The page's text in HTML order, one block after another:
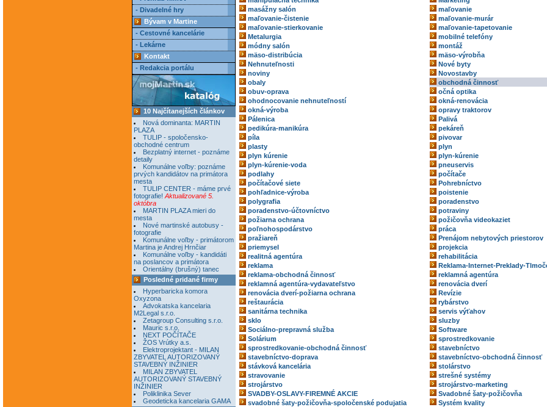
- Divadelné hry
Bývam v Martine
- Cestovné kancelárie
- Lekárne
Kontakt
- Redakcia portálu
10 Najčítanejších článkov
Nová dominanta: MARTIN
PLAZA
TULIP - spoločensko-
obchodné centrum
Bezplatný internet - poznáme
detaily
Komunálne voľby: poznáme
prvých kandidátov na primátora
mesta
TULIP CENTER - máme prvé
fotografie! Aktualizované 5.
októbra
MARTIN PLAZA mieri do
mesta
Nové martinské autobusy -
fotografie
Komunálne voľby - primátorom
Martina je Andrej Hrnčiar
Komunálne voľby - kandidáti
na poslancov a primátora
Orientálny (brušný) tanec
Posledné pridané firmy
Hyperbaricka komora
Oxyzona
Advokatska kancelaria
M2Legal s.r.o.
Zetagroup Consulting s.r.o.
Mauric s.r.o.
NEXT POČÍTAČE
ŽOS Vrútky a.s.
Elektroprojektant - MILAN
ZBYVATEL AUTORIZOVANÝ
STAVEBNÝ INŽINIER
MILAN ZBYVATEL
AUTORIZOVANÝ STAVEBNÝ
INŽINIER
Poliklinika Sever
Geodeticka kancelaria GAMA
masážny salón
maľovanie
maľovanie-čistenie
maľovanie-murár
maľovanie-stierkovanie
maľovanie-tapetovanie
Metalurgia
mobilné telefóny
módny salón
montáž
mäso-distribúcia
mäso-výrobňa
Nehnuteľnosti
Nové byty
noviny
Novostavby
obaly
obchodná činnosť
obuv-oprava
očná optika
ohodnocovanie nehnuteľností
okná-renovácia
okná-výroba
opravy traktorov
Pálenica
Palivá
pedikúra-manikúra
pekáreň
píla
pivovar
plasty
plyn
plyn kúrenie
plyn-kúrenie
plyn-kúrenie-voda
pneuservis
podlahy
počítače
počítačové siete
Pohrebníctvo
pohľadnice-výroba
poistenie
polygrafia
poradenstvo
poradenstvo-účtovníctvo
potraviny
požiarna ochrana
požičovňa videokaziet
poľnohospodárstvo
práca
pražiareň
Prenájom nebytových priestorov
priemysel
projekcia
realitná agentúra
rehabilitácia
reklama
Reklama-Internet-Preklady-
reklama-obchodná činnosť
reklamná agentúra
reklamná agentúra-vydavateľstvo
renovácia dverí
renovácia dverí-požiarna ochrana
Revízie
reštaurácia
rybárstvo
sanitárna technika
servis výťahov
sklo
sluzby
Sociálno-prepravná služba
Software
Solárium
sprostredkovanie
sprostredkovanie-obchodná činnosť
stavebníctvo
stavebníctvo-doprava
stavebníctvo-obchodná činnosť
stávková kancelária
stolárstvo
stravovanie
strešné systémy
strojárstvo
strojárstvo-marketing
SVADBY-OSLAVY-FIREMNÉ AKCIE
Svadobné šaty-požičovňa
svadobné šaty-požičovňa-spoločenské podujatia
Systém kvality